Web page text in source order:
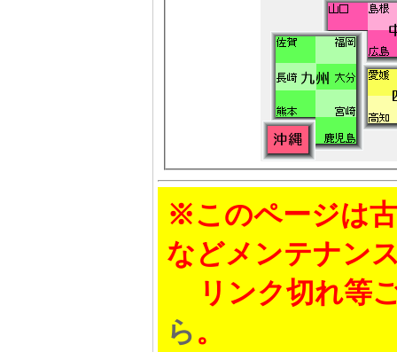
※このページは
などメンテナン
リンク切れ等
ら。